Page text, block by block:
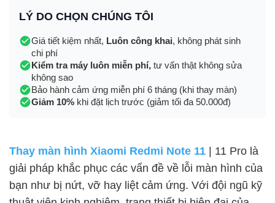
LÝ DO CHỌN CHÚNG TÔI
Giá tiết kiệm nhất, Luôn công khai, không phát sinh
chi phí
Kiểm tra máy luôn miễn phí, tư vấn thật không sửa
không sao
Bảo hành cảm ứng miễn phí 6 tháng (khi thay màn)
Giảm 10% khi đặt lịch trước (giảm tối đa 50.000đ)
Thay màn hình Xiaomi Redmi Note 11 | 11 Pro là
giải pháp khắc phục các vấn đề về lỗi màn hình của
bạn như bị nứt, vỡ hay liệt cảm ứng. Với đội ngũ kỹ